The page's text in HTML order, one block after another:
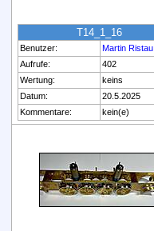
T14_1_16
Benutzer:
Martin Ristau
Aufrufe:
402
Wertung:
keins
Datum:
20.5.2025
Kommentare:
kein(e)